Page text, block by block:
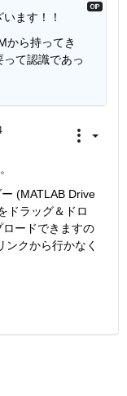
ます！！
から持ってき
て認識であっ
(MATLAB Drive
ドラッグ＆ドロ
ードできますの
ンクから行かなく